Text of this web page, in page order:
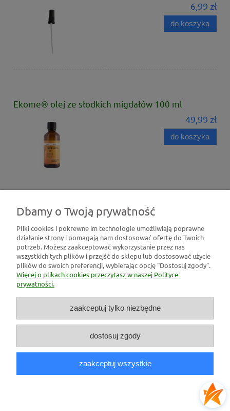
6,99 zł
do koszyka
Ekome® olej ze słodkich migdałów 100 ml
49,99 zł
do koszyka
Pomoc
Moje konto
Informacje
O nas
Dbamy o Twoją prywatność
Pliki cookies i pokrewne im technologie umożliwiają poprawne
działanie strony i pomagają nam dostosować ofertę do Twoich
potrzeb. Możesz zaakceptować wykorzystanie przez nas
wszystkich tych plików i przejść do sklepu lub dostosować użycie
plików do swoich preferencji, wybierając opcję "Dostosuj zgody".
Więcej o plikach cookies przeczytasz w naszej Polityce
prywatności.
zaakceptuj tylko niezbędne
dostosuj zgody
zaakceptuj wszystkie